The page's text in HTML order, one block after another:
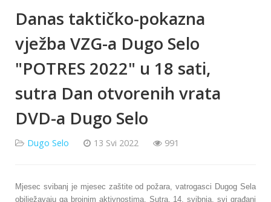
Danas taktičko-pokazna
vježba VZG-a Dugo Selo
"POTRES 2022" u 18 sati,
sutra Dan otvorenih vrata
DVD-a Dugo Selo
Dugo Selo 13 Svi 2022 991
Mjesec svibanj je mjesec zaštite od požara, vatrogasci Dugog Sela
obilježavaju ga brojnim aktivnostima. Sutra, 14. svibnja, svi građani